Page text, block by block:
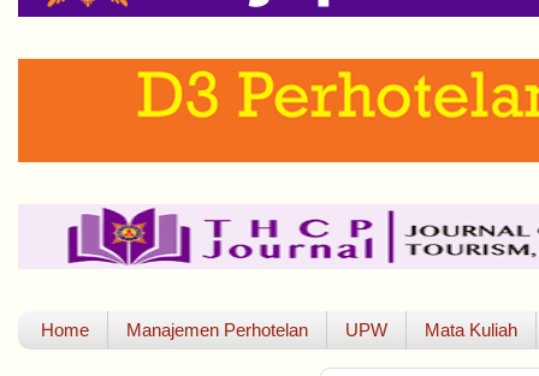
Home Manajemen Perhotelan UPW Mata Kuliah